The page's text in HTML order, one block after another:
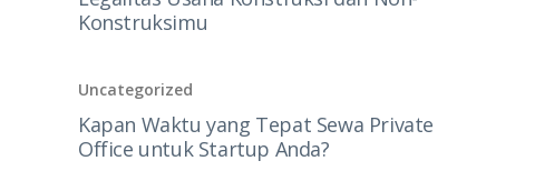
Konstruksimu
Uncategorized
Kapan Waktu yang Tepat Sewa Private
Office untuk Startup Anda?